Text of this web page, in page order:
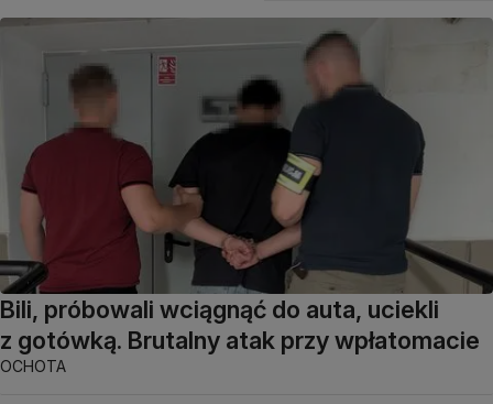
Bili, próbowali wciągnąć do auta, uciekli
z gotówką. Brutalny atak przy wpłatomacie
OCHOTA